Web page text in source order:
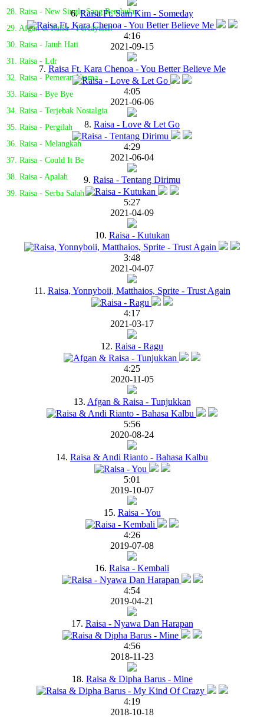
28. Raisa - New Single Sang Rembulan
29. Afgan & Raisa - Percayalah
30. Raisa - Jatuh Hati
31. Raisa - Ldr
32. Raisa - Pemeran Utama
33. Raisa - Bye Bye
34. Raisa - Terjebak Nostalgia
35. Raisa - Pergilah
36. Raisa - Melangkah
37. Raisa - Could It Be
38. Raisa - Apalah
39. Raisa - Serba Salah
6.Raisa Ft. Sam Kim - Someday
4:16
2021-09-15
7. Raisa Ft. Kara Chenoa - You Better Believe Me
4:05
2021-06-06
8. Raisa - Love & Let Go
4:29
2021-06-04
9. Raisa - Tentang Dirimu
5:27
2021-04-09
10. Raisa - Kutukan
3:48
2021-04-07
11. Raisa, Yonnyboii, Matthaios, Sprite - Trust Again
4:17
2021-03-17
12. Raisa - Ragu
4:25
2020-11-05
13. Afgan & Raisa - Tunjukkan
5:56
2020-08-24
14. Raisa & Andi Rianto - Bahasa Kalbu
5:01
2019-10-07
15. Raisa - You
4:26
2019-07-08
16. Raisa - Kembali
4:54
2019-04-21
17. Raisa - Nyawa Dan Harapan
4:56
2018-11-23
18. Raisa & Dipha Barus - Mine
4:19
2018-10-18